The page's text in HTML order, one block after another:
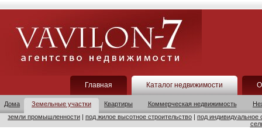
Главная Каталог недвижимости
Дома Земельные участки Квартиры Коммерческая недвижимость
земли промышленности | под жилое высотное строительство | под индивидуальное